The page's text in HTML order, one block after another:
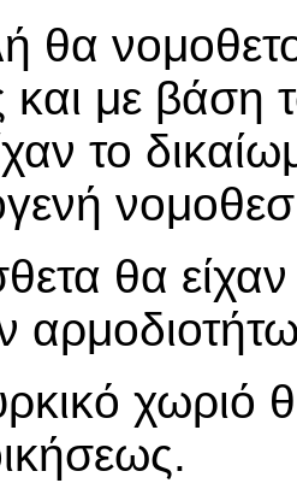
θα
και με βάση
το
θα είχαν
χωριό